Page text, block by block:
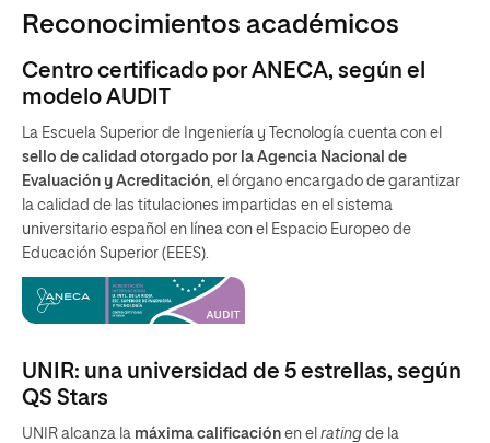
Reconocimientos académicos
Centro certificado por ANECA, según el
modelo AUDIT
La Escuela Superior de Ingeniería y Tecnología cuenta con el
sello de calidad otorgado por la Agencia Nacional de
Evaluación y Acreditación, el órgano encargado de garantizar
la calidad de las titulaciones impartidas en el sistema
universitario español en línea con el Espacio Europeo de
Educación Superior (EEES).
UNIR: una universidad de 5 estrellas, según
QS Stars
UNIR alcanza la máxima calificación en el rating de la